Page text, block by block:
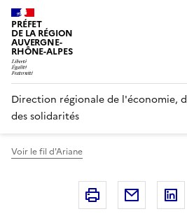
Panneau de gestion des cookies
PRÉFET
DE LA RÉGION
AUVERGNE-
RHÔNE-ALPES
Direction régionale de l'économie,
des solidarités
Voir le fil d'Ariane
Imprimer Courriel